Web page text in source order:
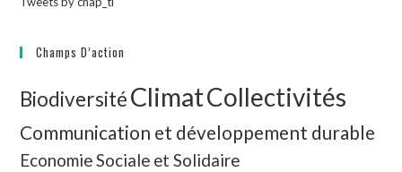
Champs D’action
BiodiversitéClimatCollectivités
Communication et développement durable
Economie Sociale et Solidaire